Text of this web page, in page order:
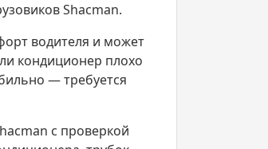
Shacman.
водителя и может
кондиционер плохо
— требуется
с проверкой